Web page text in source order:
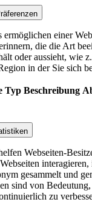
ermöglichen einer
die die Art
oder aussieht, wie
in der Sie sich
Typ Beschreibung
Webseiten-
interagieren,
gesammelt und
sind von
zu